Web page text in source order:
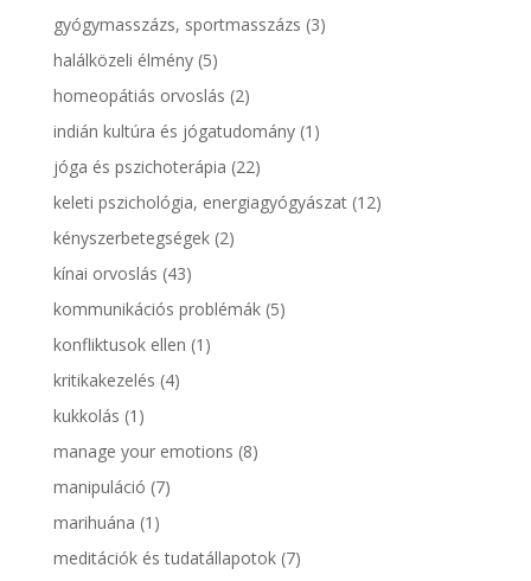
gyógymasszázs, sportmasszázs (3)
halálközeli élmény(5)
homeopátiás orvoslás (2)
indián kultúra és jógatudomány(1)
jóga és pszichoterápia (22)
keleti pszichológia, energiagyógyászat(12)
kényszerbetegségek(2)
kínai orvoslás (43)
kommunikációs problémák(5)
konfliktusok ellen (1)
kritikakezelés (4)
kukkolás (1)
manage your emotions (8)
manipuláció (7)
marihuána (1)
meditációk és tudatállapotok(7)